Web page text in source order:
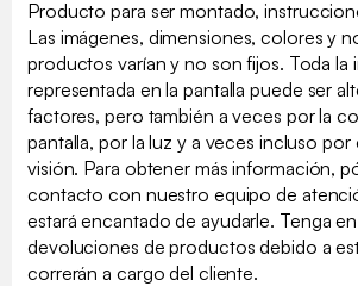
Producto para ser montado,
Las imágenes, dimensiones, colores y
productos varían y no son fijos. Toda la
representada en la pantalla puede ser
factores, pero también a veces por la
pantalla, por la luz y a veces incluso por
visión. Para obtener más información,
contacto con nuestro equipo de
estará encantado de ayudarle. Tenga
devoluciones de productos debido a
correrán a cargo del cliente.